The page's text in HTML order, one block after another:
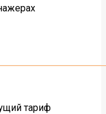
тариф